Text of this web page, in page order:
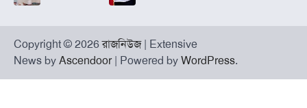
Copyright © 2026রাজনিউজ| Extensive
News by Ascendoor| Powered by WordPress.